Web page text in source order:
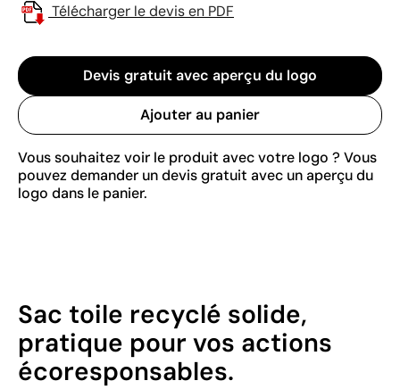
Télécharger le devis en PDF
Devis gratuit avec aperçu du logo
Ajouter au panier
Vous souhaitez voir le produit avec votre logo ? Vous
pouvez demander un devis gratuit avec un aperçu du
logo dans le panier.
Sac toile recyclé solide,
pratique pour vos actions
écoresponsables.